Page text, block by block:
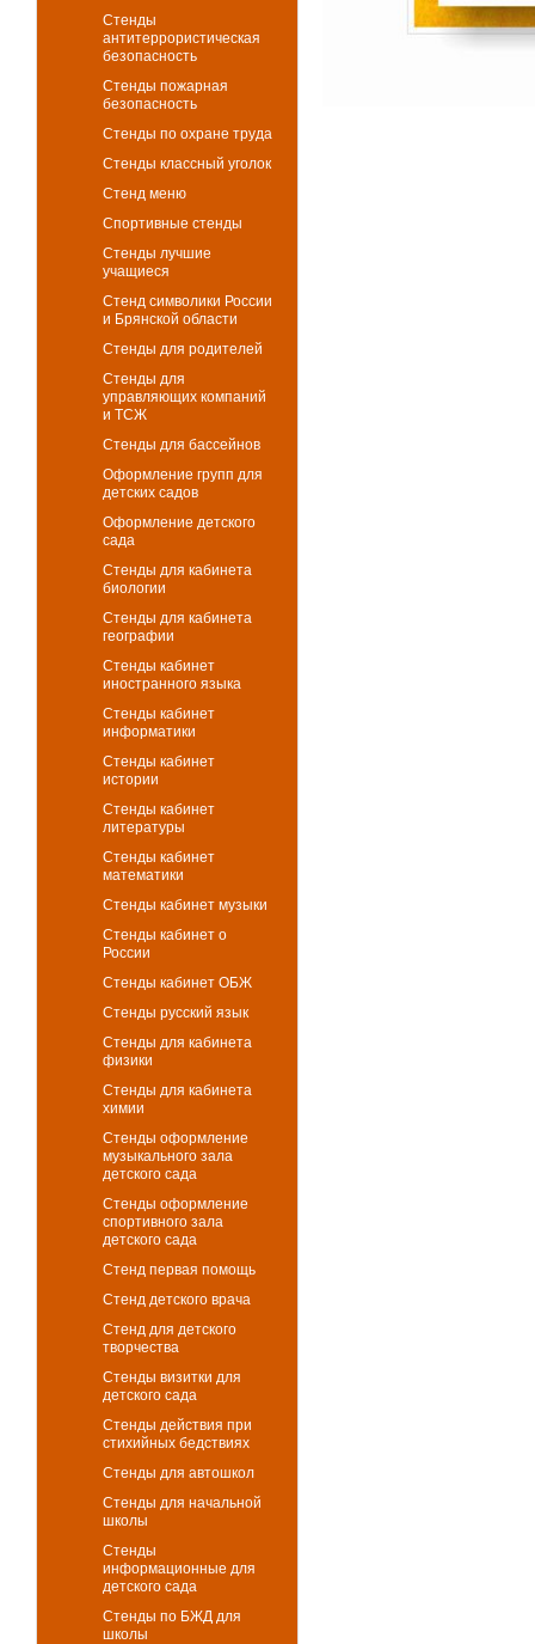
Стенды
антитеррористическая
безопасность
Стенды пожарная
безопасность
Стенды по охране труда
Стенды классный уголок
Стенд меню
Спортивные стенды
Стенды лучшие
учащиеся
Стенд символики России
и Брянской области
Стенды для родителей
Стенды для
управляющих компаний
и ТСЖ
Стенды для бассейнов
Оформление групп для
детских садов
Оформление детского
сада
Стенды для кабинета
биологии
Стенды для кабинета
географии
Стенды кабинет
иностранного языка
Стенды кабинет
информатики
Стенды кабинет
истории
Стенды кабинет
литературы
Стенды кабинет
математики
Стенды кабинет музыки
Стенды кабинет о
России
Стенды кабинет ОБЖ
Стенды русский язык
Стенды для кабинета
физики
Стенды для кабинета
химии
Стенды оформление
музыкального зала
детского сада
Стенды оформление
спортивного зала
детского сада
Стенд первая помощь
Стенд детского врача
Стенд для детского
творчества
Стенды визитки для
детского сада
Стенды действия при
стихийных бедствиях
Стенды для автошкол
Стенды для начальной
школы
Стенды
информационные для
детского сада
Стенды по БЖД для
школы